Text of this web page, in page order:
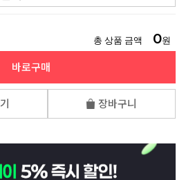
총 상품 금액 0원
바로구매
장바구니